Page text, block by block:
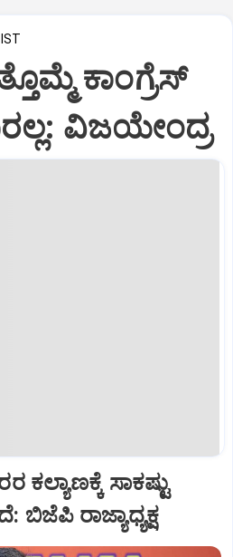
ಕಾಂಗ್ರೆಸ್‌
ವಿಜಯೇಂದ್ರ
ಕಲ್ಯಾಣಕ್ಕೆ ಸಾಕಷ್ಟು
ರಾಜ್ಯಾಧ್ಯಕ್ಷ